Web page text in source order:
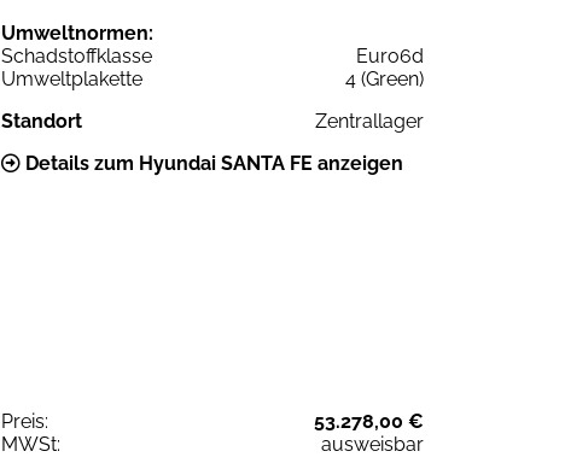
Umweltnormen:
Schadstoffklasse
Euro6d
Umweltplakette
4 (Green)
Standort
Zentrallager
Details zum Hyundai SANTA FE anzeigen
Preis:
53.278,00 €
MWSt:
ausweisbar